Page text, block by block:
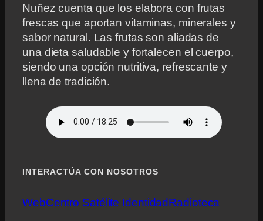
Nuñez cuenta que los elabora con frutas
frescas que aportan vitaminas, minerales y
sabor natural. Las frutas son aliadas de
una dieta saludable y fortalecen el cuerpo,
siendo una opción nutritiva, refrescante y
llena de tradición.
INTERACTÚA CON NOSOTROS
WebCentro Satélite IdentidadRadioteca